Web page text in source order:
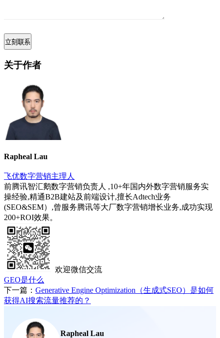
关于作者
Rapheal Lau
飞优数字营销主理人
前腾讯智汇鹅数字营销负责人 ,10+年国内外数字营销服务实
操经验,精通B2B建站及前端设计,擅长Adtech业务
(SEO&SEM）,曾服务腾讯等大厂数字营销增长业务,成功实现
200+ROI效果。
欢迎微信交流
GEO是什么
下一篇： Generative Engine Optimization（生成式SEO）是如何
获得AI搜索流量推荐的？
Rapheal Lau